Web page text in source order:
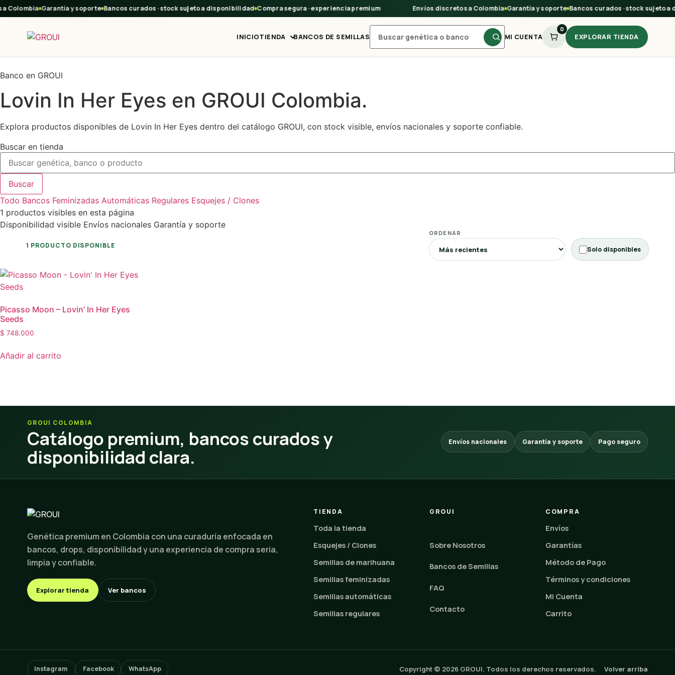
Colombia Garantía y soporte Bancos curados · stock sujeto a disponibilidad Compra segura · experiencia premium Envíos discretos a Colombia Garantía y soporte Bancos curados · stock sujeto a
INICIOTIENDA BANCOS DE SEMILLAS Buscar productos MI CUENTA
0
EXPLORAR TIENDA
Banco en GROUI
Lovin In Her Eyes en GROUI Colombia.
Explora productos disponibles de Lovin In Her Eyes dentro del catálogo GROUI, con stock visible, envíos nacionales y soporte confiable.
Buscar en tienda
Buscar
Todo Bancos Feminizadas Automáticas Regulares Esquejes / Clones
1 productos visibles en esta página
Disponibilidad visible Envíos nacionales Garantía y soporte
1 PRODUCTO DISPONIBLE
ORDENAR
Solo disponibles
Picasso Moon – Lovin’ In Her Eyes
Seeds
$ 748.000
Añadir al carrito
GROUI COLOMBIA
Catálogo premium, bancos curados y
disponibilidad clara.
Envíos nacionales Garantía y soporte Pago seguro
Genética premium en Colombia con una curaduría enfocada en
bancos, drops, disponibilidad y una experiencia de compra seria,
limpia y confiable.
Explorar tienda Ver bancos
TIENDA
Toda la tienda
Esquejes / Clones
Semillas de marihuana
Semillas feminizadas
Semillas automáticas
Semillas regulares
GROUI
Sobre Nosotros
Bancos de Semillas
FAQ
Contacto
COMPRA
Envíos
Garantías
Método de Pago
Términos y condiciones
Mi Cuenta
Carrito
Instagram Facebook WhatsApp Copyright © 2026 GROUI. Todos los derechos reservados. Volver arriba